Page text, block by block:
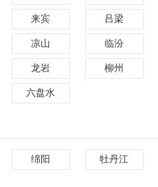
来宾 吕梁
凉山 临汾
龙岩 柳州
六盘水
绵阳 牡丹江